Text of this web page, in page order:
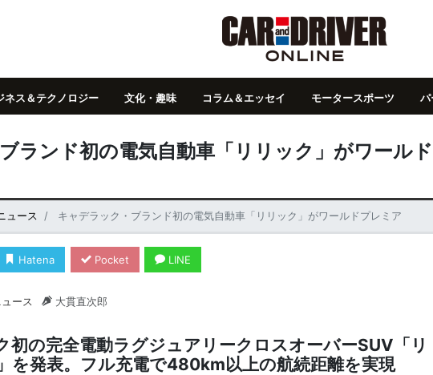
ネス＆テクノロジー 文化・趣味 コラム＆エッセイ モータースポーツ パ
ランド初の電気自動車「リリック」がワールド
ュース キャデラック・ブランド初の電気自動車「リリック」がワールドプレミア
Hatena Pocket LINE
ース 大貫直次郎
初の完全電動ラグジュアリークロスオーバーSUV「リ
を発表。フル充電で480km以上の航続距離を実現